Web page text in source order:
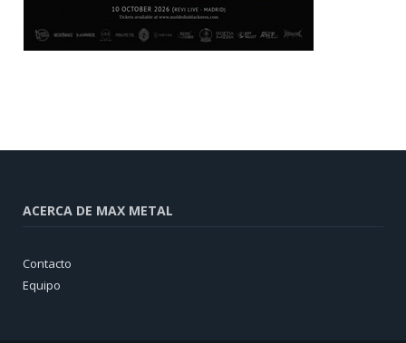
ACERCA DE MAX METAL
Contacto
Equipo